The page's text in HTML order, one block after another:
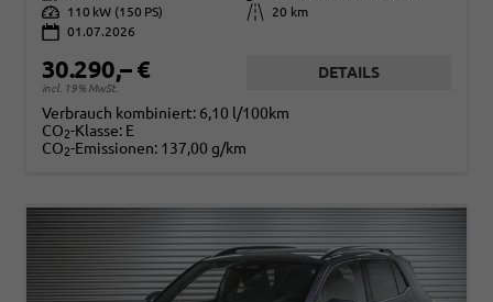
Leistung
110 kW (150 PS) Kilometerstand
20 km
01.07.2026
30.290,– €
incl. 19% MwSt.
DETAILS
Verbrauch kombiniert: 6,10 l/100km
CO2-Klasse: E
CO2-Emissionen: 137,00 g/km